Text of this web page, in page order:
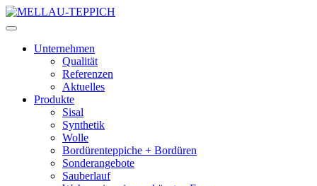
Unternehmen
Qualität
Referenzen
Aktuelles
Produkte
Sisal
Synthetik
Wolle
Bordürenteppiche + Bordüren
Sonderangebote
Sauberlauf